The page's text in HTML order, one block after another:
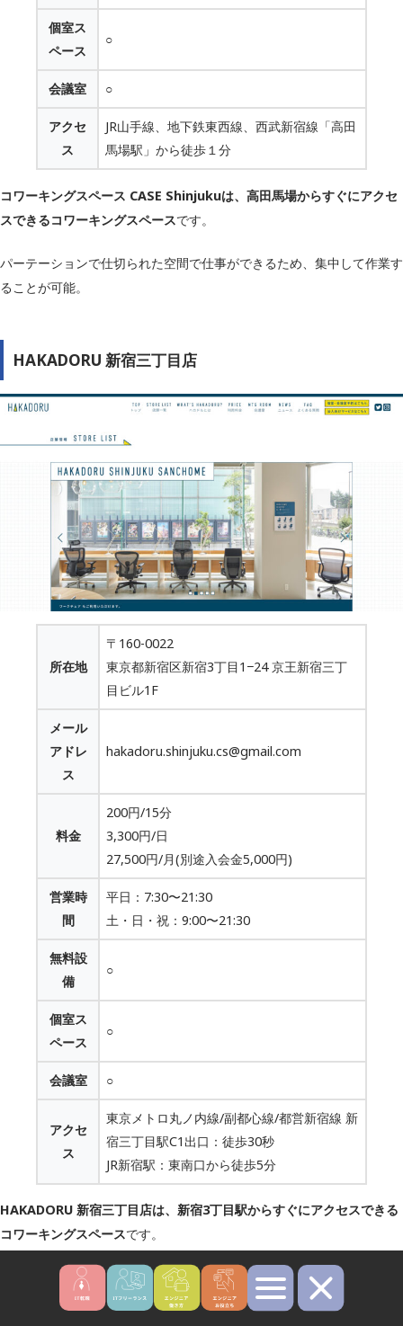
個室ス
ペース
○
会議室 ○
アクセ
ス
JR山手線、地下鉄東西線、西武新宿線「高田
馬場駅」から徒歩１分
コワーキングスペース CASE Shinjukuは、高田馬場からすぐにアクセ
スできるコワーキングスペースです。
パーテーションで仕切られた空間で仕事ができるため、集中して作業す
ることが可能。
HAKADORU 新宿三丁目店
所在地
〒160-0022
東京都新宿区新宿3丁目1−24 京王新宿三丁
目ビル1F
メール
アドレ
ス
hakadoru.shinjuku.cs@gmail.com
料金
200円/15分
3,300円/日
27,500円/月(別途入会金5,000円)
営業時
間
平日：7:30〜21:30
土・日・祝：9:00〜21:30
無料設
備
○
個室ス
ペース
○
会議室 ○
アクセ
ス
東京メトロ丸ノ内線/副都心線/都営新宿線 新
宿三丁目駅C1出口：徒歩30秒
JR新宿駅：東南口から徒歩5分
HAKADORU 新宿三丁目店は、新宿3丁目駅からすぐにアクセスできる
コワーキングスペースです。
月単位での契約も可能ですが、15分単位などドロップインで使うこと
もできます。